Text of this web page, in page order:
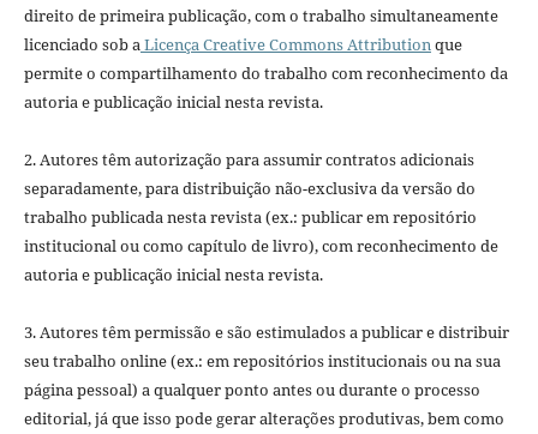
direito de primeira publicação, com o trabalho simultaneamente
licenciado sob aLicença Creative Commons Attributionque
permite o compartilhamento do trabalho com reconhecimento da
autoria e publicação inicial nesta revista.
2. Autores têm autorização para assumir contratos adicionais
separadamente, para distribuição não-exclusiva da versão do
trabalho publicada nesta revista (ex.: publicar em repositório
institucional ou como capítulo de livro), com reconhecimento de
autoria e publicação inicial nesta revista.
3. Autores têm permissão e são estimulados a publicar e distribuir
seu trabalho online (ex.: em repositórios institucionais ou na sua
página pessoal) a qualquer ponto antes ou durante o processo
editorial, já que isso pode gerar alterações produtivas, bem como